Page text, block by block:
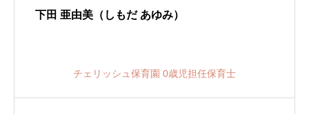
下田 亜由美（しもだ あゆみ）
チェリッシュ保育園 0歳児担任保育士